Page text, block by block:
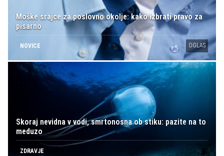
Moške srajce za poslovno okolje: kako izbrati pravo za
pisarno
NOVICE OGLAS
Skoraj nevidna v vodi, smrtonosna ob stiku: pazite na to
meduzo
ZDRAVJE